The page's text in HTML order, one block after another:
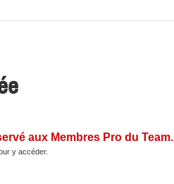
aux Membres Pro du Team.
y accéder.